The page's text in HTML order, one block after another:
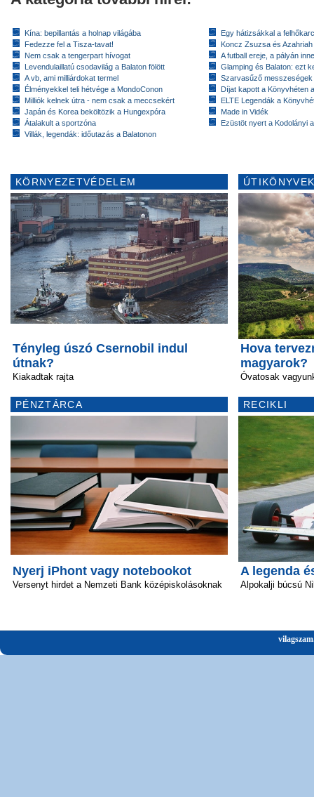
Kína: bepillantás a holnap világába
Fedezze fel a Tisza-tavat!
Nem csak a tengerpart hívogat
Levendulaillatú csodavilág a Balaton fölött
A vb, ami milliárdokat termel
Élményekkel teli hétvége a MondoConon
Milliók kelnek útra - nem csak a meccsekért
Japán és Korea beköltözik a Hungexpóra
Átalakult a sportzóna
Villák, legendák: időutazás a Balatonon
Egy hátizsákkal a
Koncz Zsuzsa és
A futball ereje, a pályán
Glamping és Balaton: ezt
Szarvasűző messzeségek
Díjat kapott a Könyvhéten
ELTE Legendák a
Made in Vidék
Ezüstöt nyert a Kodolányi
KÖRNYEZETVÉDELEM
Tényleg úszó Csernobil indul
útnak?
Kiakadtak rajta
PÉNZTÁRCA
Nyerj iPhont vagy notebookot
Versenyt hirdet a Nemzeti Bank középiskolásoknak
Hova
magyarok?
Óvatosak
RECIKLI
A legenda
Alpokalji búcsú